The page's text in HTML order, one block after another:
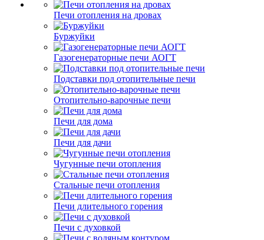
Печи отопления на дровах
Буржуйки
Газогенераторные печи АОГТ
Подставки под отопительные печи
Отопительно-варочные печи
Печи для дома
Печи для дачи
Чугунные печи отопления
Стальные печи отопления
Печи длительного горения
Печи с духовкой